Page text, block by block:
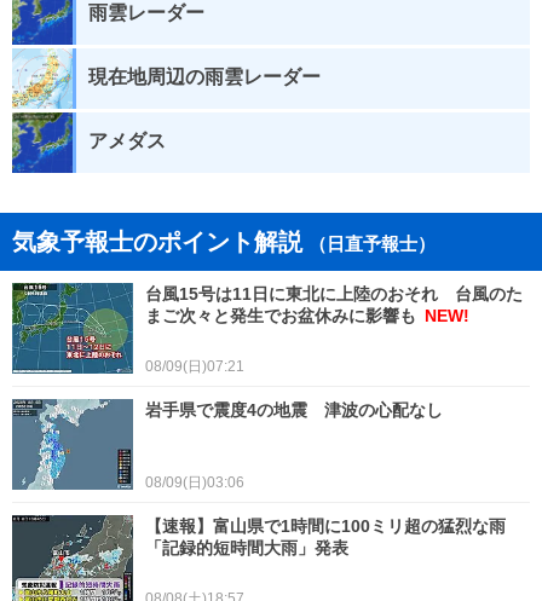
雨雲レーダー
現在地周辺の雨雲レーダー
アメダス
気象予報士のポイント解説 （日直予報士）
台風15号は11日に東北に上陸のおそれ 台風のた
まご次々と発生でお盆休みに影響も NEW!
08/09(日)07:21
岩手県で震度4の地震 津波の心配なし
08/09(日)03:06
【速報】富山県で1時間に100ミリ超の猛烈な雨
「記録的短時間大雨」発表